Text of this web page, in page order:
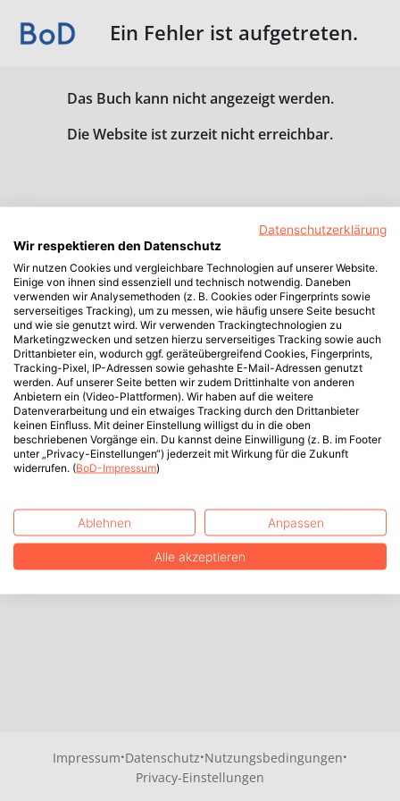
Ein Fehler ist aufgetreten.
Das Buch kann nicht angezeigt werden.
Die Website ist zurzeit nicht erreichbar.
Impressum·Datenschutz·Nutzungsbedingungen·
Privacy-Einstellungen
Datenschutzerklärung
Wir respektieren den Datenschutz
Wir nutzen Cookies und vergleichbare Technologien auf unserer Website.
Einige von ihnen sind essenziell und technisch notwendig. Daneben
verwenden wir Analysemethoden (z. B. Cookies oder Fingerprints sowie
serverseitiges Tracking), um zu messen, wie häufig unsere Seite besucht
und wie sie genutzt wird. Wir verwenden Trackingtechnologien zu
Marketingzwecken und setzen hierzu serverseitiges Tracking sowie auch
Drittanbieter ein, wodurch ggf. geräteübergreifend Cookies, Fingerprints,
Tracking-Pixel, IP-Adressen sowie gehashte E-Mail-Adressen genutzt
werden. Auf unserer Seite betten wir zudem Drittinhalte von anderen
Anbietern ein (Video-Plattformen). Wir haben auf die weitere
Datenverarbeitung und ein etwaiges Tracking durch den Drittanbieter
keinen Einfluss. Mit deiner Einstellung willigst du in die oben
beschriebenen Vorgänge ein. Du kannst deine Einwilligung (z. B. im Footer
unter „Privacy-Einstellungen“) jederzeit mit Wirkung für die Zukunft
widerrufen. (BoD-Impressum)
Ablehnen Anpassen
Alle akzeptieren